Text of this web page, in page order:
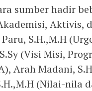
sumber hadir
Aktivis,
S.H.,M.H
(Visi Misi,
Arah Madani,
(Nilai-nila